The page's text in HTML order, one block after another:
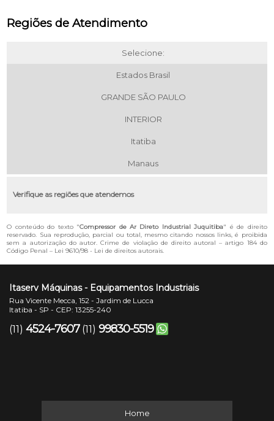
Regiões de Atendimento
Selecione:
Estados Brasil
GRANDE SÃO PAULO
INTERIOR
Itatiba
Manaus
Verifique as regiões que atendemos
O conteúdo do texto "Compressor de Ar Direto Industrial Juquitiba" é de direito
reservado. Sua reprodução, parcial ou total, mesmo citando nossos links, é proibida
sem a autorização do autor. Crime de violação de direito autoral – artigo 184 do
Código Penal – Lei 9610/98 - Lei de direitos autorais.
Itaserv Máquinas - Equipamentos Industriais
Rua Vicente Mecca, 152 - Jardim de Lucca
Itatiba - SP - CEP: 13255-240
(11) 4524-7607 (11) 99830-5519
Home